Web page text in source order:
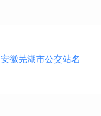
安徽芜湖市公交站名